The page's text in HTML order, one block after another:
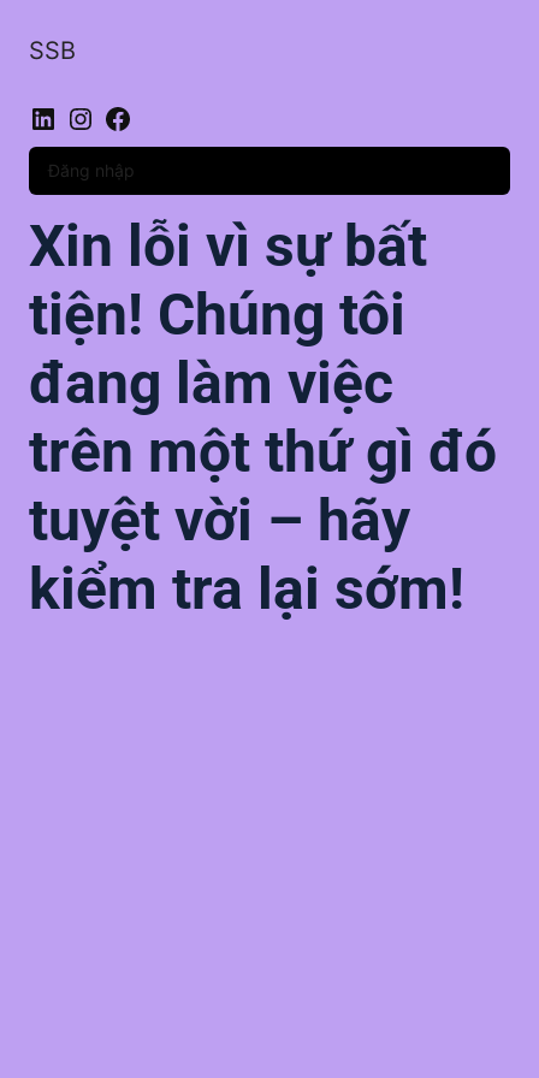
SSB
LinkedIn
Instagram
Facebook
Đăng nhập
Xin lỗi vì sự bất
tiện! Chúng tôi
đang làm việc
trên một thứ gì đó
tuyệt vời – hãy
kiểm tra lại sớm!